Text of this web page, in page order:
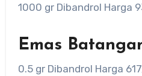
1000 gr Dibandrol Harga
Emas
0.5 gr Dibandrol Harga